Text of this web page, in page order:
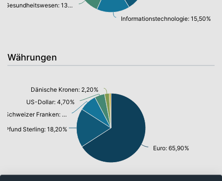
Informationstechnologie: 15,50%
Gesundheitswesen: 13,60%
Währungen
Euro: 65,90%
Pfund Sterling: 18,20%
Schweizer Franken: 8,20%
US-Dollar: 4,70%
Dänische Kronen: 2,20%